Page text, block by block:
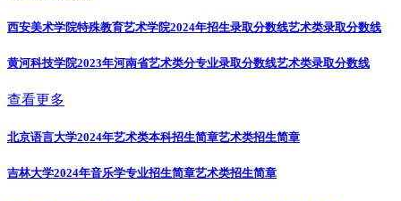
西安美术学院特殊教育艺术学院2024年招生录取分数线艺术类录取分数线
黄河科技学院2023年河南省艺术类分专业录取分数线艺术类录取分数线
查看更多
北京语言大学2024年艺术类本科招生简章艺术类招生简章
吉林大学2024年音乐学专业招生简章艺术类招生简章